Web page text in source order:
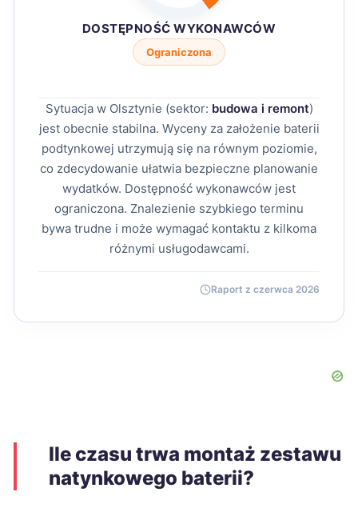
DOSTĘPNOŚĆ WYKONAWCÓW
Ograniczona
Sytuacja w Olsztynie (sektor: budowa i remont)
jest obecnie stabilna. Wyceny za założenie baterii
podtynkowej utrzymują się na równym poziomie,
co zdecydowanie ułatwia bezpieczne planowanie
wydatków. Dostępność wykonawców jest
ograniczona. Znalezienie szybkiego terminu
bywa trudne i może wymagać kontaktu z kilkoma
różnymi usługodawcami.
Raport z czerwca 2026
Ile czasu trwa montaż zestawu
natynkowego baterii?